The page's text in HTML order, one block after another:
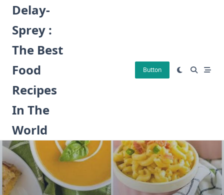
Skip
content
Delay-
Sprey :
The Best
Food
Recipes
In The
World
Button